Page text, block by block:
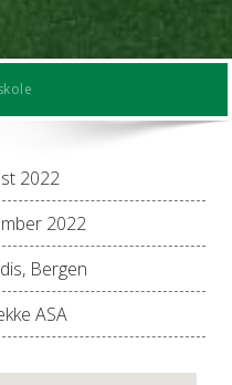
2022
2022
Bergen
ASA